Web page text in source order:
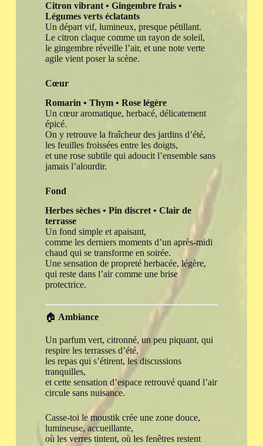
Citron vibrant • Gingembre frais •
Légumes verts éclatants
Un départ vif, lumineux, presque pétillant.
Le citron claque comme un rayon de soleil,
le gingembre réveille l’air, et une note verte
agile vient poser la scène.
Cœur
Romarin • Thym • Rose légère
Un cœur aromatique, herbacé, délicatement
épicé.
On y retrouve la fraîcheur des jardins d’été,
les feuilles froissées entre les doigts,
et une rose subtile qui adoucit l’ensemble sans
jamais l’alourdir.
Fond
Herbes sèches • Pin discret • Clair de
terrasse
Un fond simple et apaisant,
comme les derniers moments d’un après-midi
chaud qui se transforme en soirée.
Une sensation de propreté herbacée, légère,
qui reste dans l’air comme une brise
protectrice.
🏠 Ambiance
Un parfum vert, citronné, un peu piquant, qui
respire les terrasses d’été,
les repas qui s’étirent, les discussions
tranquilles,
et cette sensation d’espace retrouvé quand l’air
circule sans nuisance.
Casse-toi le moustik crée une zone douce,
lumineuse, accueillante,
où les verres tintent, où les fenêtres restent